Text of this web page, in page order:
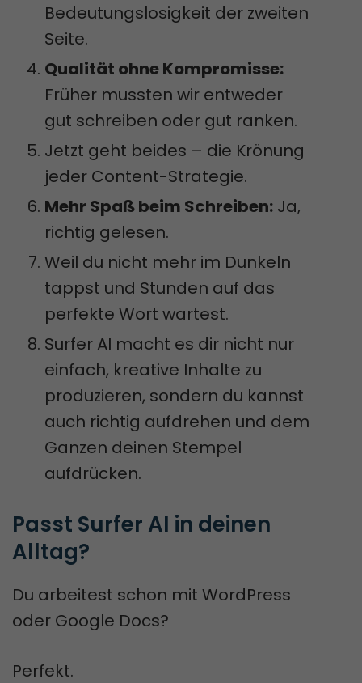
Bedeutungslosigkeit der zweiten
Seite.
Qualität ohne Kompromisse:
Früher mussten wir entweder
gut schreiben oder gut ranken.
Jetzt geht beides – die Krönung
jeder Content-Strategie.
Mehr Spaß beim Schreiben: Ja,
richtig gelesen.
Weil du nicht mehr im Dunkeln
tappst und Stunden auf das
perfekte Wort wartest.
Surfer AI macht es dir nicht nur
einfach, kreative Inhalte zu
produzieren, sondern du kannst
auch richtig aufdrehen und dem
Ganzen deinen Stempel
aufdrücken.
Passt Surfer AI in deinen
Alltag?
Du arbeitest schon mit WordPress
oder Google Docs?
Perfekt.